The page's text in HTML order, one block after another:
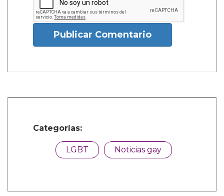
Publicar Comentario
Categorías:
LGBT Noticias gay